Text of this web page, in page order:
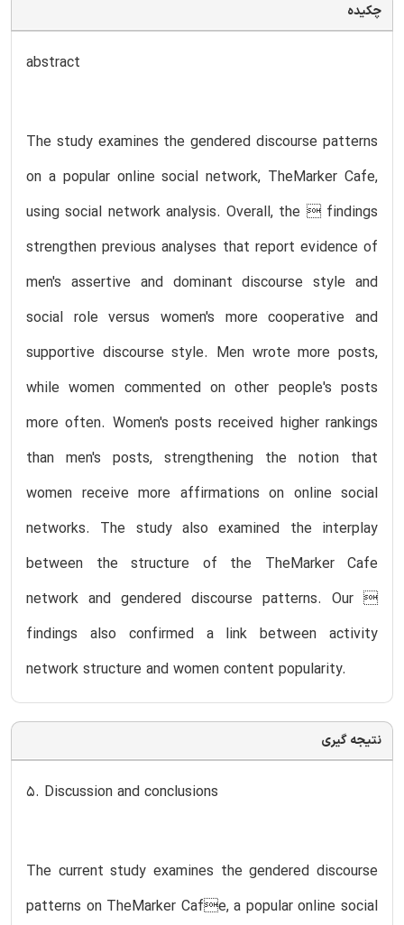
چکیده
abstract
The study examines the gendered discourse patterns
on a popular online social network, TheMarker Cafe,
using social network analysis. Overall, the  findings
strengthen previous analyses that report evidence of
men's assertive and dominant discourse style and
social role versus women's more cooperative and
supportive discourse style. Men wrote more posts,
while women commented on other people's posts
more often. Women's posts received higher rankings
than men's posts, strengthening the notion that
women receive more affirmations on online social
networks. The study also examined the interplay
between the structure of the TheMarker Cafe
network and gendered discourse patterns. Our 
findings also confirmed a link between activity
network structure and women content popularity.
نتیجه گیری
5. Discussion and conclusions
The current study examines the gendered discourse
patterns on TheMarker Cafe, a popular online social